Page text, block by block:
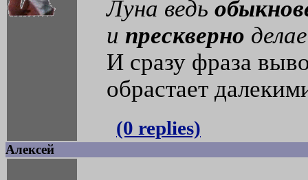
Луна ведь
и прескверно
И сразу фраза
обрастает
(0 replies)
Алексей